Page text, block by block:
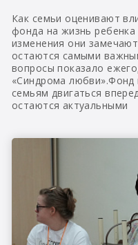
Как семьи оценивают
фонда на жизнь ребенка
изменения они
остаются самыми
вопросы показало
«Синдрома любви».Фонд
семьям двигаться
остаются актуальными